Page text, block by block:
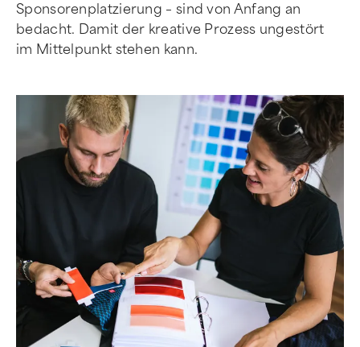
Sponsorenplatzierung – sind von Anfang an
bedacht. Damit der kreative Prozess ungestört
im Mittelpunkt stehen kann.